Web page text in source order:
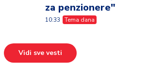
za penzionere"
10:33 Tema dana
Vidi sve vesti